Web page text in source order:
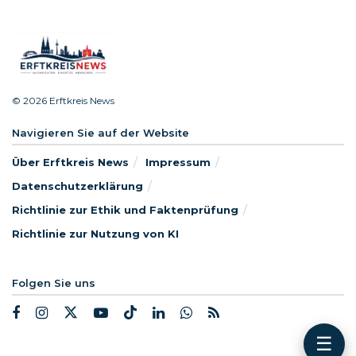
© 2026 Erftkreis News
Navigieren Sie auf der Website
Über Erftkreis News
Impressum
Datenschutzerklärung
Richtlinie zur Ethik und Faktenprüfung
Richtlinie zur Nutzung von KI
Folgen Sie uns
☰